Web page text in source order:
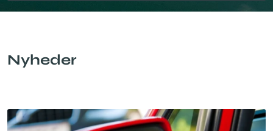
Nyheder